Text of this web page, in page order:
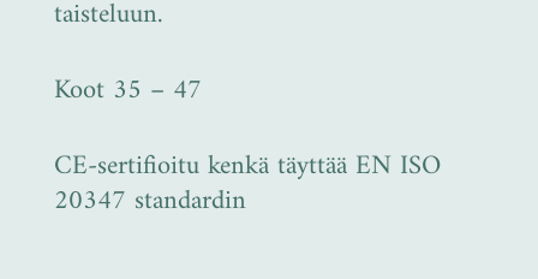
taisteluun.
Koot 35 – 47
CE-sertifioitu kenkä täyttää EN ISO
20347 standardin